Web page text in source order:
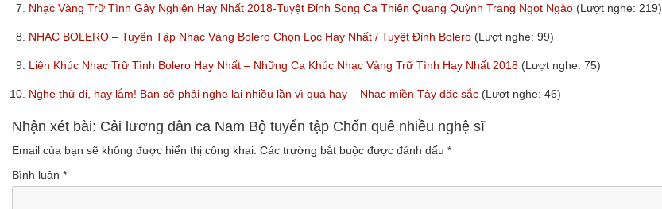
7. Nhạc Vàng Trữ Tình Gây Nghiện Hay Nhất 2018-Tuyệt Đỉnh Song Ca Thiên Quang Quỳnh Trang Ngọt Ngào (Lượt nghe: 219)
8. NHẠC BOLERO – Tuyển Tập Nhạc Vàng Bolero Chọn Lọc Hay Nhất / Tuyệt Đỉnh Bolero (Lượt nghe: 99)
9. Liên Khúc Nhạc Trữ Tình Bolero Hay Nhất – Những Ca Khúc Nhạc Vàng Trữ Tình Hay Nhất 2018 (Lượt nghe: 75)
10. Nghe thử đi, hay lắm! Bạn sẽ phải nghe lại nhiều lần vì quá hay – Nhạc miền Tây đặc sắc (Lượt nghe: 46)
Nhận xét bài: Cải lương dân ca Nam Bộ tuyển tập Chốn quê nhiều nghệ sĩ
Email của bạn sẽ không được hiển thị công khai. Các trường bắt buộc được đánh dấu *
Bình luận *